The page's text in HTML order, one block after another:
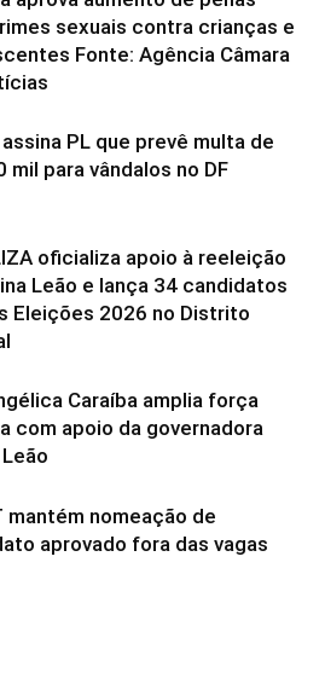
sexuais contra crianças e
Fonte: Agência Câmara
PL que prevê multa de
mil para vândalos no DF
oficializa apoio à reeleição
Leão e lança 34 candidatos
Eleições 2026 no Distrito
Caraíba amplia força
com apoio da governadora
mantém nomeação de
aprovado fora das vagas